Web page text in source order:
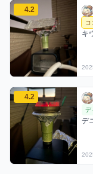
たまおのココナッ
4.2 た
利
コ
コ
キ
評
たまおのココナッ
4.2 た
利
デ
コ
デ
評